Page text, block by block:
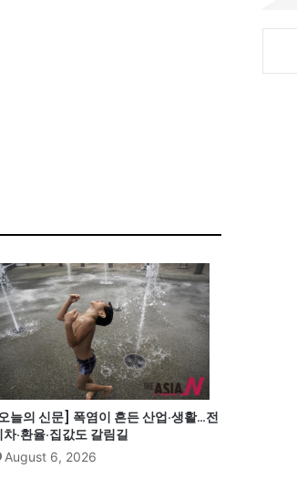
늘의 신문] 폭염이 흔든 산업·생활…전
차·환율·집값도 갈림길
August 6, 2026